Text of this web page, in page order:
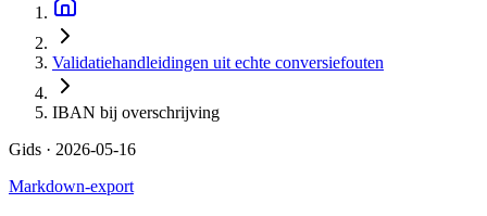
Validatiehandleidingen uit echte conversiefouten
IBAN bij overschrijving
Gids · 2026-05-16
Markdown-export